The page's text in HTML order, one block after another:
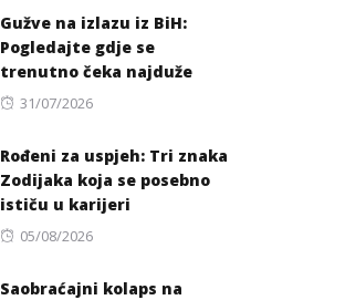
Gužve na izlazu iz BiH:
Pogledajte gdje se
trenutno čeka najduže
Posted
31/07/2026
Rođeni za uspjeh: Tri znaka
Zodijaka koja se posebno
ističu u karijeri
Posted
05/08/2026
Saobraćajni kolaps na